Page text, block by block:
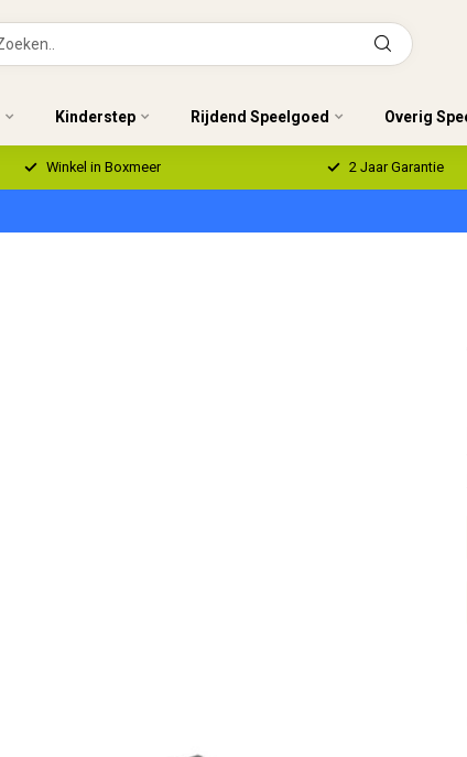
Kinderstep Rijdend Speelgoed Overig
Winkel in Boxmeer 2 Jaar Garantie